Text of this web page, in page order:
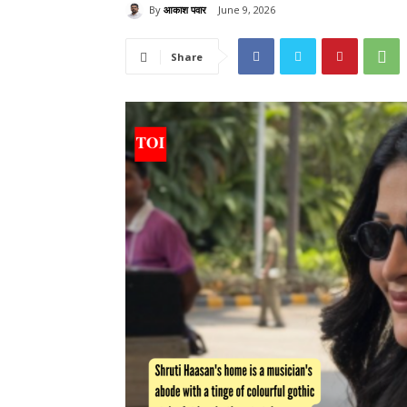
By आकाश पवार June 9, 2026
Share